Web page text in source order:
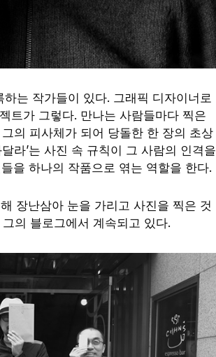
는 작가들이 있다. 그래픽 디자이너로
트가 그렇다. 만나는 사람들마다 찍은
의 피사체가 되어 당돌한 한 장의 초상
라’는 사진 속 규칙이 그 사람의 인격을
을 하나의 작품으로 엮는 역할을 한다.
장난삼아 눈을 가리고 사진을 찍은 것
의 블로그에서 계속되고 있다.